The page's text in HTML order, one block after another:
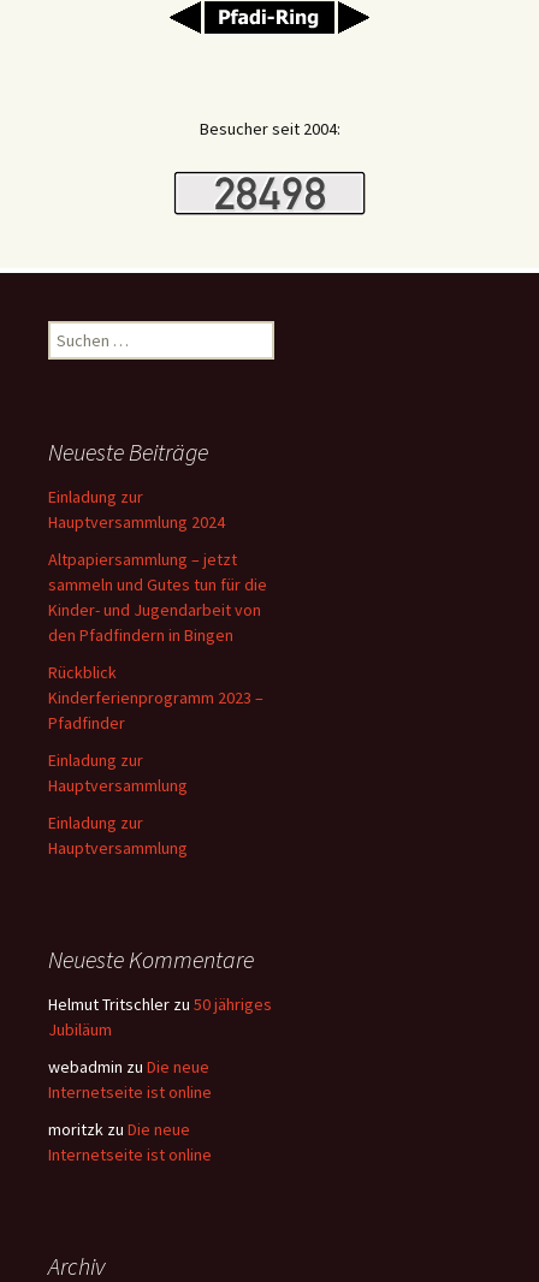
Besucher seit 2004:
Suchen
nach:
Neueste Beiträge
Einladung zur
Hauptversammlung 2024
Altpapiersammlung – jetzt
sammeln und Gutes tun für die
Kinder- und Jugendarbeit von
den Pfadfindern in Bingen
Rückblick
Kinderferienprogramm 2023 –
Pfadfinder
Einladung zur
Hauptversammlung
Einladung zur
Hauptversammlung
Neueste Kommentare
Helmut Tritschler zu 50 jähriges
Jubiläum
webadmin zu Die neue
Internetseite ist online
moritzk zu Die neue
Internetseite ist online
Archiv